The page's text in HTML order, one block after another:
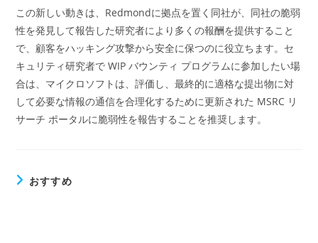
この新しい動きは、Redmondに拠点を置く同社が、同社の脆弱
性を発見して報告した研究者により多くの報酬を提供すること
で、顧客をハッキング攻撃から安全に保つのに役立ちます。セ
キュリティ研究者で WIP バウンティ プログラムに参加したい場
合は、マイクロソフトは、評価し、最終的に適格な提出物に対
して必要な情報の通信を合理化するために更新された MSRC リ
サーチ ポータルに脆弱性を報告することを推奨します。
おすすめ